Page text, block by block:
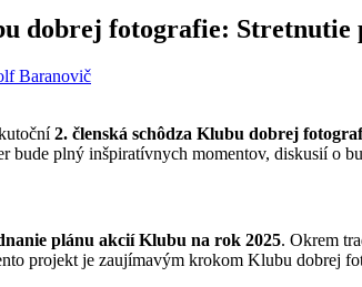
dobrej fotografie: Stretnutie
Baranovič
2. členská schôdza Klubu dobrej
bude plný inšpiratívnych momentov, diskusií o
plánu akcií Klubu na rok 2025. Okrem
projekt je zaujímavým krokom Klubu dobrej